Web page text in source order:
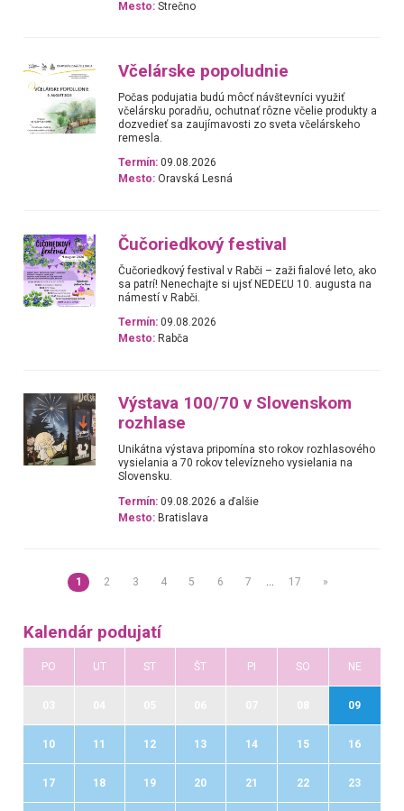
Mesto: Strečno
Včelárske popoludnie
Počas podujatia budú môcť návštevníci využiť
včelársku poradňu, ochutnať rôzne včelie produkty a
dozvedieť sa zaujímavosti zo sveta včelárskeho
remesla.
Termín: 09.08.2026
Mesto: Oravská Lesná
Čučoriedkový festival
Čučoriedkový festival v Rabči – zaži fialové leto, ako
sa patrí! Nenechajte si ujsť NEDEĽU 10. augusta na
námestí v Rabči.
Termín: 09.08.2026
Mesto: Rabča
Výstava 100/70 v Slovenskom
rozhlase
Unikátna výstava pripomína sto rokov rozhlasového
vysielania a 70 rokov televízneho vysielania na
Slovensku.
Termín: 09.08.2026 a ďalšie
Mesto: Bratislava
1 2 3 4 5 6 7 … 17 »
Kalendár podujatí
PO UT ST ŠT PI SO NE
09
10 11 12 13 14 15 16
17 18 19 20 21 22 23